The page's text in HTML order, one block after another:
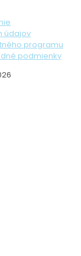
údajov
programu
podmienky